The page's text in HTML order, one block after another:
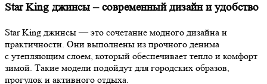
Star King джинсы – современный дизайн и удобство
Star King джинсы — это сочетание модного дизайна и
практичности. Они выполнены из прочного денима
с утепляющим слоем, который обеспечивает тепло и комфорт
зимой. Такие модели подойдут для городских образов,
прогулок и активного отдыха.